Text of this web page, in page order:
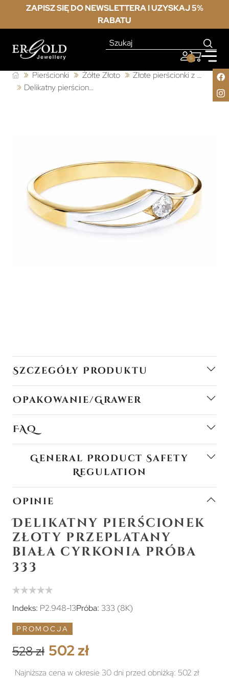
ZAPISZ SIĘ DO NEWSLETTERA I UZYSKAJ 5%
RABATU
0
Pierścionki Żółte Złoto
Złote pierścionki z cyrkonią
Delikatny pierścionek złoty przeplatany biała cyrkonia próba 333
Szczegóły Produktu
Opakowanie/Grawer
FAQ
General Product Safety
Regulation
Opinie
Delikatny pierścionek
złoty przeplatany
biała cyrkonia próba
333
Indeks: P2.948-13Próba: 333 (8K)
PROMOCJA
528 zł 502 zł
Najniższa cena w okresie 30 dni przed obniżką: 502 zł